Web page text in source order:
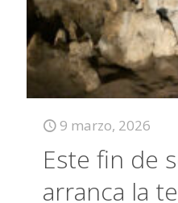
9 marzo, 2026
Este fin de
arranca la